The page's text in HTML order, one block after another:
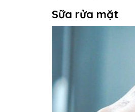
Sữa rửa mặt